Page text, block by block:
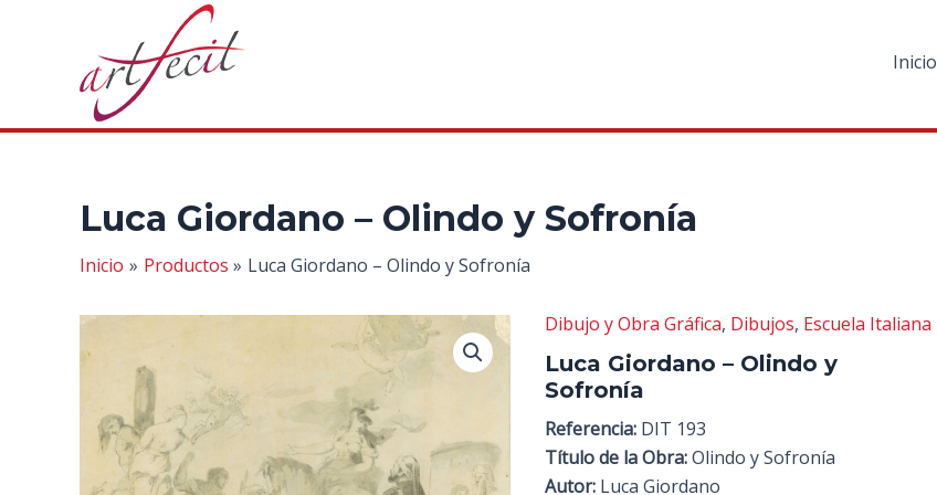
Inicio
Luca Giordano – Olindo y Sofronía
Inicio Productos Luca Giordano – Olindo y Sofronía
Dibujo y Obra Gráfica, Dibujos, Escuela Italiana
Luca Giordano – Olindo y
Sofronía
Referencia: DIT 193
Título de la Obra:Olindo y Sofronía
Autor: Luca Giordano